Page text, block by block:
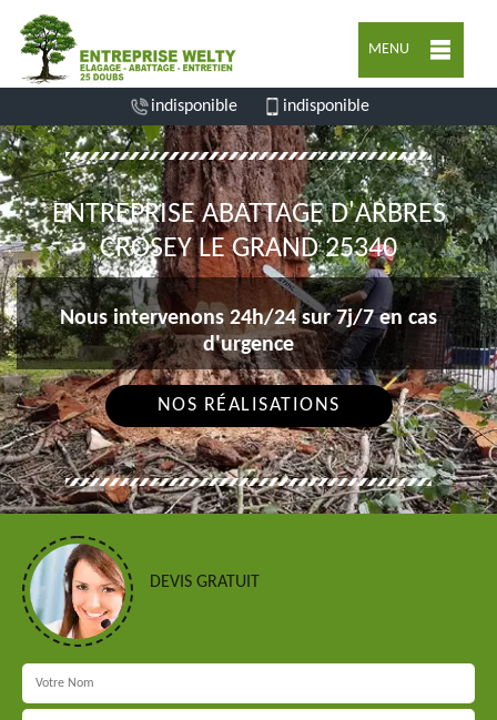
MENU
indisponible indisponible
ENTREPRISE ABATTAGE D'ARBRES
CROSEY LE GRAND 25340
Nous intervenons 24h/24 sur 7j/7 en cas
d'urgence
NOS RÉALISATIONS
DEVIS GRATUIT